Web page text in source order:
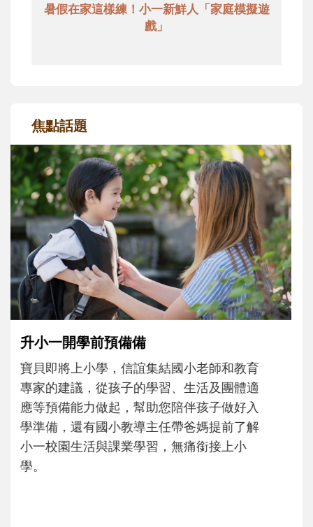
暑假在家這樣練！小一新鮮人「家庭模擬遊
戲」
焦點話題
每到夏天 我要去海邊~ 和孩子玩「水」
消暑趣！
每到夏天，孩子最期待的就是玩水了！不論
在家玩、到泳池練習，或去海邊踏浪尋寶，
都是消暑放電、刺激五感的好機會。不妨從
親水準備和戲水安全開始，陪孩子玩得開心
也安心，解鎖一個清涼、有趣又能長知識的